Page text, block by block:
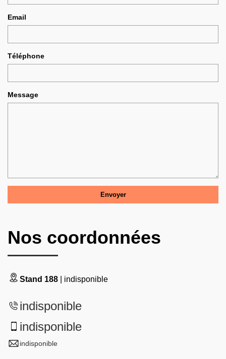
Email
Téléphone
Message
Nos coordonnées
Stand 188 | indisponible
indisponible
indisponible
indisponible